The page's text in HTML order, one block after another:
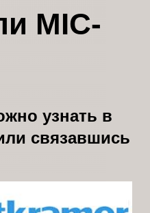
MIC-
узнать в
связавшись